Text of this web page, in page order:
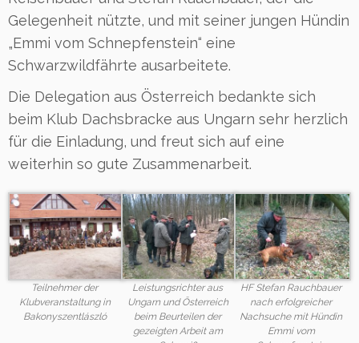
Gelegenheit nützte, und mit seiner jungen Hündin
„Emmi vom Schnepfenstein“ eine
Schwarzwildfährte ausarbeitete.
Die Delegation aus Österreich bedankte sich
beim Klub Dachsbracke aus Ungarn sehr herzlich
für die Einladung, und freut sich auf eine
weiterhin so gute Zusammenarbeit.
Teilnehmer der
Klubveranstaltung in
Bakonyszentlászló
Leistungsrichter aus
Ungarn und Österreich
beim Beurteilen der
gezeigten Arbeit am
HF Stefan Rauchbauer
nach erfolgreicher
Nachsuche mit Hündin
Emmi vom